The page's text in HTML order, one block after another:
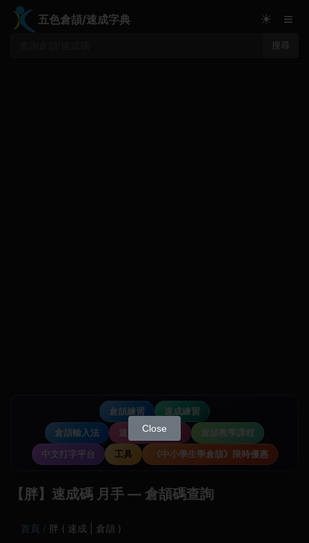
五色倉頡/速成字典
搜尋
☀ ≡
倉頡練習
速成練習
倉頡輸入法
速成輸入法教學
倉頡教學課程
中文打字平台
工具 《中小學生學倉頡》限時優惠
【胖】速成碼 月手 — 倉頡碼查詢
首頁 胖 ( 速成 | 倉頡 )
Close